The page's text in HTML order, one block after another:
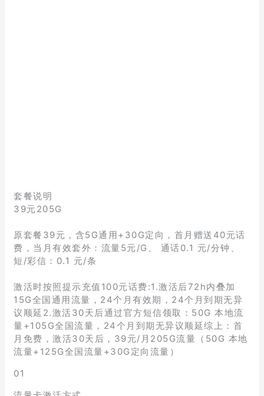
套餐说明
39元205G
原套餐39元，含5G通用+30G定向，首月赠送40元话
费，当月有效套外：流量5元/G、 通话0.1 元/分钟、
短/彩信：0.1 元/条
激活时按照提示充值100元话费:1.激活后72h内叠加
15G全国通用流量，24个月有效期，24个月到期无异
议顺延2.激活30天后通过官方短信领取：50G 本地流
量+105G全国流量，24个月到期无异议顺延综上：首
月免费，激活30天后，39元/月205G流量（50G 本地
流量+125G全国流量+30G定向流量）
01